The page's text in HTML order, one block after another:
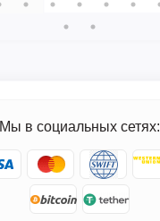
Мы в социальных сетях: